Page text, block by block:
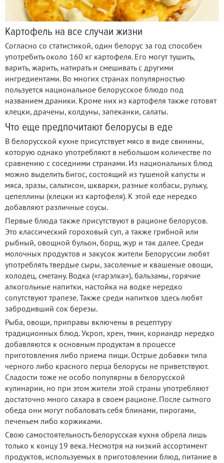
Картофель на все случаи жизни
Согласно со статистикой, один белорус за год способен
употребить около 160 кг картофеля. Его могут тушить,
варить, жарить, натирать и смешивать с другими
ингредиентами. Во многих странах популярностью
пользуется национальное белорусское блюдо под
названием драники. Кроме них из картофеля также готовят
клецки, драчены, колдуны, запеканки, салаты.
Что еще предпочитают белорусы в еде
В белорусской кухне присутствует мясо в виде свинины,
которую однако употребляют в небольшом количестве по
сравнению с соседними странами. Из национальных блюд
можно выделить бигос, состоящий из тушеной капусты и
мяса, зразы, сальтисон, шкварки, разные колбасы, рульку,
цепеллины (клецки из картофеля). К этой еде нередко
добавляют различные соусы.
Первые блюда также присутствуют в рационе белорусов.
Это классический гороховый суп, а также грибной или
рыбный, овощной бульон, борщ, жур и так далее. Среди
молочных продуктов и закусок жители Белоруссии любят
употреблять твердые сыры, засоленые и квашеные овощи,
холодец, сметану. Водка («гарэлка»), бальзамы, горячие
алкогольные напитки, настойка на водке нередко
сопутствуют трапезе. Также среди напитков здесь любят
забродивший сок березы.
Рыба, овощи, приправы включены в рецептуру
традиционных блюд. Укроп, хрен, тмин, кориандр нередко
добавляются к основным продуктам в процессе
приготовления либо приема пищи. Острые добавки типа
черного либо красного перца белорусы не приветствуют.
Сладости тоже не особо популярны в белорусской
кулинарии, но при этом жители этой страны употребляют
достаточно много сахара в своем рационе. После сытного
обеда они могут побаловать себя блинами, пирогами,
печеньем либо коржиками.
Свою самостоятельность белорусская кухня обрела лишь
только к концу 19 века. Несмотря на низкий ассортимент
продуктов, используемых в приготовлении блюд, питание в